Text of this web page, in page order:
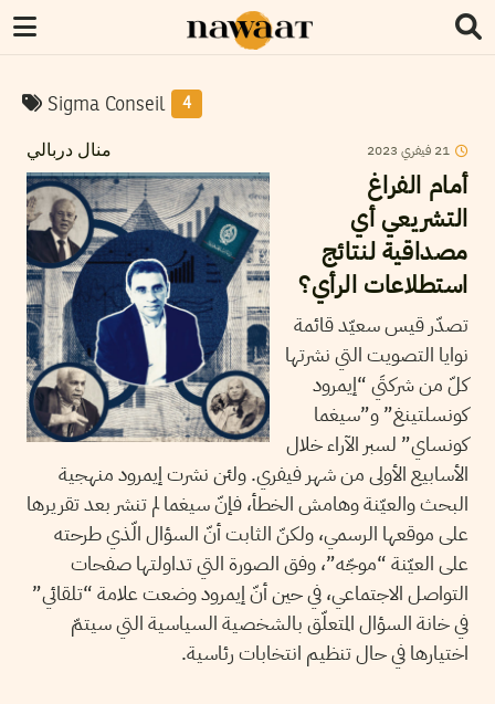
Sigma Conseil 4
منال دربالي 21 فيفري 2023
أمام الفراغ
التشريعي أي
مصداقية لنتائج
استطلاعات الرأي؟
تصدّر قيس سعيّد قائمة
نوايا التصويت التي نشرتها
كلّ من شركتَي “إيمرود
كونسلتينغ” و”سيغما
كونساي” لسبر الآراء خلال
الأسابيع الأولى من شهر فيفري. ولئن نشرت إيمرود منهجية
البحث والعيّنة وهامش الخطأ، فإنّ سيغما لم تنشر بعد تقريرها
على موقعها الرسمي، ولكنّ الثابت أنّ السؤال الّذي طرحته
على العيّنة “موجّه”، وفق الصورة التي تداولتها صفحات
التواصل الاجتماعي، في حين أنّ إيمرود وضعت علامة “تلقائي”
في خانة السؤال المتعلّق بالشخصية السياسية التي سيتمّ
اختيارها في حال تنظيم انتخابات رئاسية.